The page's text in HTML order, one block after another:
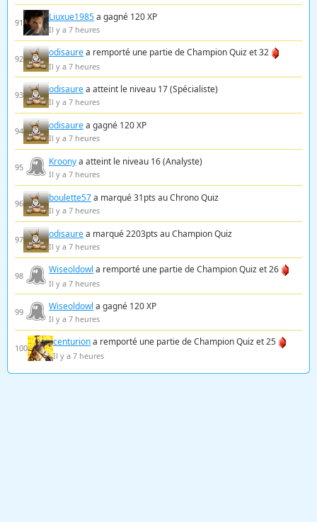
91 Liuxue1985a gagné 120 XP
Il y a 7 heures
92
odisaurea remporté une partie de Champion Quiz et 32
Il y a 7 heures
93 odisaurea atteint le niveau 17 (Spécialiste)
Il y a 7 heures
94 odisaurea gagné 120 XP
Il y a 7 heures
95 Kroonya atteint le niveau 16 (Analyste)
Il y a 7 heures
96 boulette57a marqué 31pts au Chrono Quiz
Il y a 7 heures
97 odisaurea marqué 2203pts au Champion Quiz
Il y a 7 heures
98
Wiseoldowl a remporté une partie de Champion Quiz et 26
Il y a 7 heures
99 Wiseoldowl a gagné 120 XP
Il y a 7 heures
100
centuriona remporté une partie de Champion Quiz et 25
Il y a 7 heures